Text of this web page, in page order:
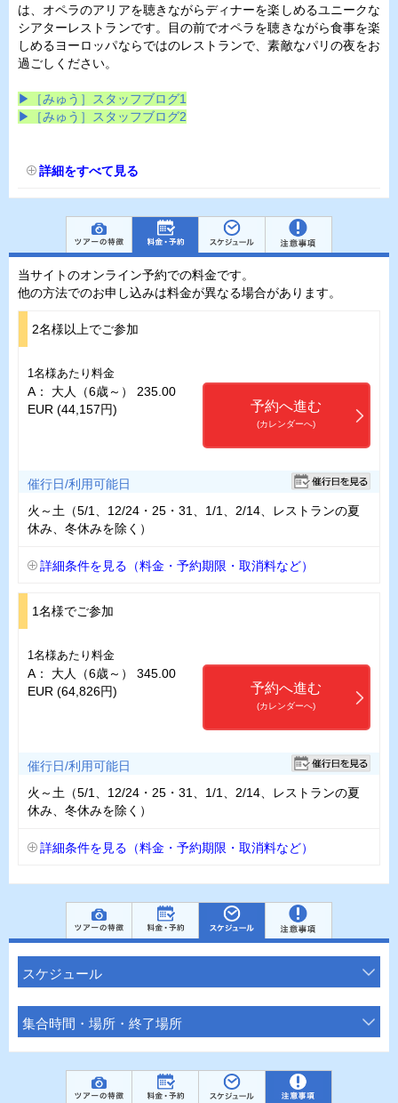
は、オペラのアリアを聴きながらディナーを楽しめるユニークな
シアターレストランです。目の前でオペラを聴きながら食事を楽
しめるヨーロッパならではのレストランで、素敵なパリの夜をお
過ごしください。
▶［みゅう］スタッフブログ1
▶［みゅう］スタッフブログ2
詳細をすべて見る
当サイトのオンライン予約での料金です。
他の方法でのお申し込みは料金が異なる場合があります。
2名様以上でご参加
1名様あたり料金
A： 大人（6歳～） 235.00
EUR (44,157円)
予約へ進む
(カレンダーへ)
催行日/利用可能日
火～土（5/1、12/24・25・31、1/1、2/14、レストランの夏
休み、冬休みを除く）
詳細条件を見る（料金・予約期限・取消料など）
1名様でご参加
1名様あたり料金
A： 大人（6歳～） 345.00
EUR (64,826円)
予約へ進む
(カレンダーへ)
催行日/利用可能日
火～土（5/1、12/24・25・31、1/1、2/14、レストランの夏
休み、冬休みを除く）
詳細条件を見る（料金・予約期限・取消料など）
スケジュール
集合時間・場所・終了場所